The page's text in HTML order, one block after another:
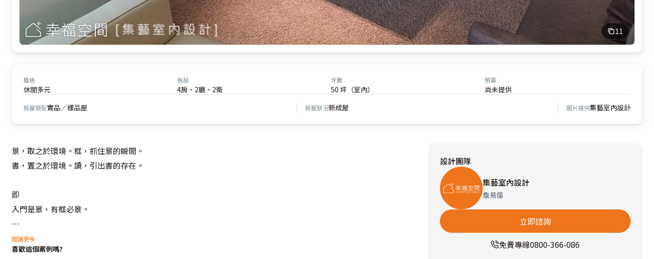
11
風格
休閒多元
格局
4房、2廳、2衛
坪數
50 坪（室內）
預算
尚未提供
房屋類型實品／樣品屋 房屋狀況新成屋 圖片提供集藝室內設計
景，取之於環境。框，抓住景的瞬間。
書，置之於環境。讀，引出書的存在。
即
入門是景，有框必景。
書，一定要被隱藏在書房裡？
如果書房就是客廳    而客廳就是書房？
閱讀更多
喜歡這個案例嗎?
設計團隊
集藝室內設計
詹易儒
立即諮詢
免費專線0800-366-086